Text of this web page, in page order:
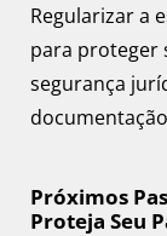
Regularizar a
para proteger
segurança
Próximos
Proteja Seu